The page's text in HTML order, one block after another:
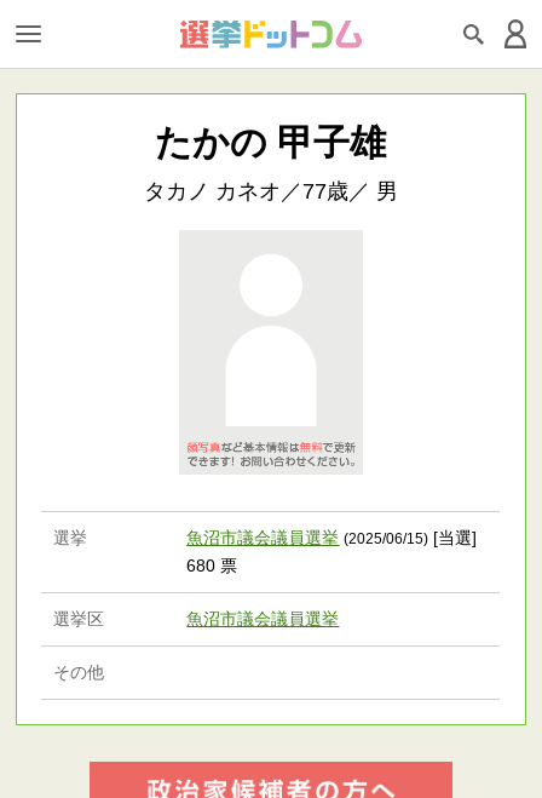
たかの 甲子雄
タカノ カネオ／77歳／ 男
選挙 魚沼市議会議員選挙 (2025/06/15) [当選]
680 票
選挙区 魚沼市議会議員選挙
その他